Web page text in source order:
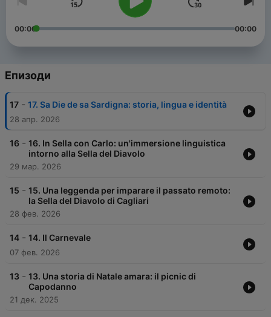
00:00 00:00
Епизоди
17 - 17. Sa Die de sa Sardigna: storia, lingua e identità
28 апр. 2026
16 - 16. In Sella con Carlo: un'immersione linguistica
intorno alla Sella del Diavolo
29 мар. 2026
15 - 15. Una leggenda per imparare il passato remoto:
la Sella del Diavolo di Cagliari
28 фев. 2026
14 - 14. Il Carnevale
07 фев. 2026
13 - 13. Una storia di Natale amara: il picnic di
Capodanno
21 дек. 2025